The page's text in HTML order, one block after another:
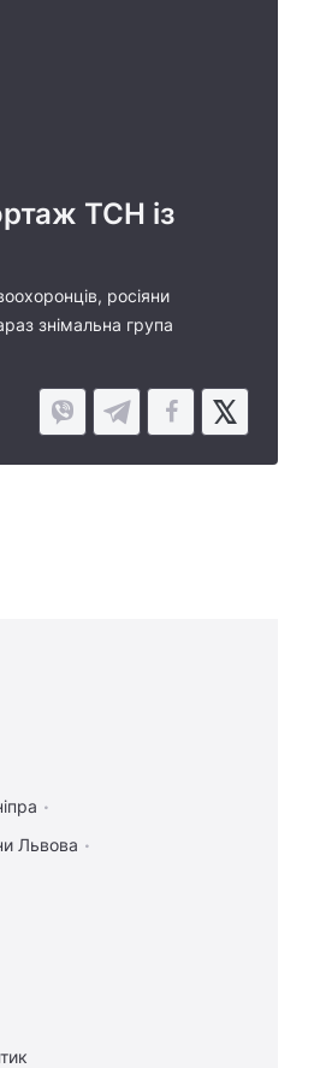
ТСН із
росіяни
знімальна група
Львова